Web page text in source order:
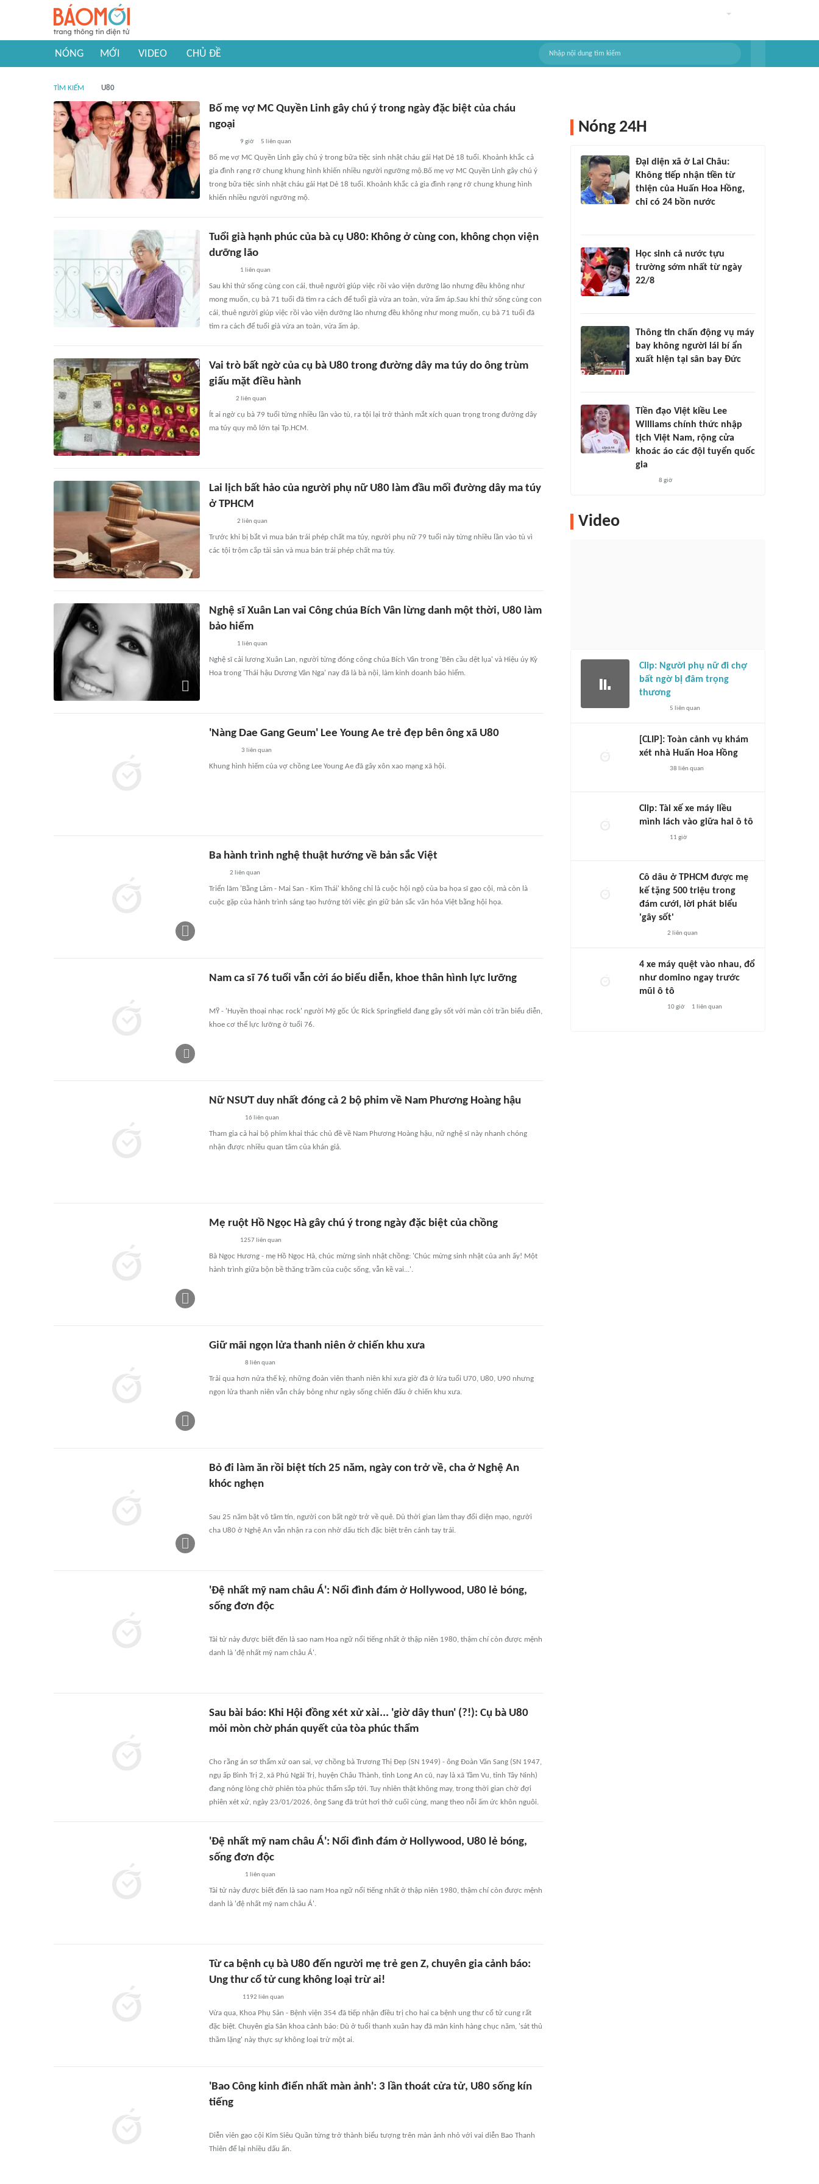
NÓNG MỚI VIDEO CHỦ ĐỀ
TÌM KIẾM U80
Bố mẹ vợ MC Quyền Linh gây chú ý trong ngày đặc biệt của cháu
ngoại
9 giờ 5 liên quan
Bố mẹ vợ MC Quyền Linh gây chú ý trong bữa tiệc sinh nhật cháu gái Hạt Dẻ 18 tuổi. Khoảnh khắc cả
gia đình rạng rỡ chung khung hình khiến nhiều người ngưỡng mộ.Bố mẹ vợ MC Quyền Linh gây chú ý
trong bữa tiệc sinh nhật cháu gái Hạt Dẻ 18 tuổi. Khoảnh khắc cả gia đình rạng rỡ chung khung hình
khiến nhiều người ngưỡng mộ.
Tuổi già hạnh phúc của bà cụ U80: Không ở cùng con, không chọn viện
dưỡng lão
1 liên quan
Sau khi thử sống cùng con cái, thuê người giúp việc rồi vào viện dưỡng lão nhưng đều không như
mong muốn, cụ bà 71 tuổi đã tìm ra cách để tuổi già vừa an toàn, vừa ấm áp.Sau khi thử sống cùng con
cái, thuê người giúp việc rồi vào viện dưỡng lão nhưng đều không như mong muốn, cụ bà 71 tuổi đã
tìm ra cách để tuổi già vừa an toàn, vừa ấm áp.
Vai trò bất ngờ của cụ bà U80 trong đường dây ma túy do ông trùm
giấu mặt điều hành
2 liên quan
Ít ai ngờ cụ bà 79 tuổi từng nhiều lần vào tù, ra tội lại trở thành mắt xích quan trọng trong đường dây
ma túy quy mô lớn tại Tp.HCM.
Lai lịch bất hảo của người phụ nữ U80 làm đầu mối đường dây ma túy
ở TPHCM
2 liên quan
Trước khi bị bắt vì mua bán trái phép chất ma túy, người phụ nữ 79 tuổi này từng nhiều lần vào tù vì
các tội trộm cắp tài sản và mua bán trái phép chất ma túy.
Nghệ sĩ Xuân Lan vai Công chúa Bích Vân lừng danh một thời, U80 làm
bảo hiểm
1 liên quan
Nghệ sĩ cải lương Xuân Lan, người từng đóng công chúa Bích Vân trong 'Bên cầu dệt lụa' và Hiệu úy Kỳ
Hoa trong 'Thái hậu Dương Vân Nga' nay đã là bà nội, làm kinh doanh bảo hiểm.
'Nàng Dae Gang Geum' Lee Young Ae trẻ đẹp bên ông xã U80
3 liên quan
Khung hình hiếm của vợ chồng Lee Young Ae đã gây xôn xao mạng xã hội.
Ba hành trình nghệ thuật hướng về bản sắc Việt
2 liên quan
Triển lãm 'Bằng Lâm - Mai San - Kim Thái' không chỉ là cuộc hội ngộ của ba họa sĩ gạo cội, mà còn là
cuộc gặp của hành trình sáng tạo hướng tới việc gìn giữ bản sắc văn hóa Việt bằng hội họa.
Nam ca sĩ 76 tuổi vẫn cởi áo biểu diễn, khoe thân hình lực lưỡng
MỸ - 'Huyền thoại nhạc rock' người Mỹ gốc Úc Rick Springfield đang gây sốt với màn cởi trần biểu diễn,
khoe cơ thể lực lưỡng ở tuổi 76.
Nữ NSƯT duy nhất đóng cả 2 bộ phim về Nam Phương Hoàng hậu
16 liên quan
Tham gia cả hai bộ phim khai thác chủ đề về Nam Phương Hoàng hậu, nữ nghệ sĩ này nhanh chóng
nhận được nhiều quan tâm của khán giả.
Mẹ ruột Hồ Ngọc Hà gây chú ý trong ngày đặc biệt của chồng
1257 liên quan
Bà Ngọc Hương - mẹ Hồ Ngọc Hà, chúc mừng sinh nhật chồng: 'Chúc mừng sinh nhật của anh ấy! Một
hành trình giữa bộn bề thăng trầm của cuộc sống, vẫn kề vai...'.
Giữ mãi ngọn lửa thanh niên ở chiến khu xưa
8 liên quan
Trải qua hơn nửa thế kỷ, những đoàn viên thanh niên khi xưa giờ đã ở lứa tuổi U70, U80, U90 nhưng
ngọn lửa thanh niên vẫn cháy bỏng như ngày sống chiến đấu ở chiến khu xưa.
Bỏ đi làm ăn rồi biệt tích 25 năm, ngày con trở về, cha ở Nghệ An
khóc nghẹn
Sau 25 năm bặt vô tâm tín, người con bất ngờ trở về quê. Dù thời gian làm thay đổi diện mạo, người
cha U80 ở Nghệ An vẫn nhận ra con nhờ dấu tích đặc biệt trên cánh tay trái.
'Đệ nhất mỹ nam châu Á': Nổi đình đám ở Hollywood, U80 lẻ bóng,
sống đơn độc
Tài tử này được biết đến là sao nam Hoa ngữ nổi tiếng nhất ở thập niên 1980, thậm chí còn được mệnh
danh là 'đệ nhất mỹ nam châu Á'.
Sau bài báo: Khi Hội đồng xét xử xài... 'giờ dây thun' (?!): Cụ bà U80
mỏi mòn chờ phán quyết của tòa phúc thẩm
Cho rằng án sơ thẩm xử oan sai, vợ chồng bà Trương Thị Đẹp (SN 1949) - ông Đoàn Văn Sang (SN 1947,
ngụ ấp Bình Trị 2, xã Phú Ngãi Trị, huyện Châu Thành, tỉnh Long An cũ, nay là xã Tầm Vu, tỉnh Tây Ninh)
đang nóng lòng chờ phiên tòa phúc thẩm sắp tới. Tuy nhiên thật không may, trong thời gian chờ đợi
phiên xét xử, ngày 23/01/2026, ông Sang đã trút hơi thở cuối cùng, mang theo nỗi ấm ức khôn nguôi.
'Đệ nhất mỹ nam châu Á': Nổi đình đám ở Hollywood, U80 lẻ bóng,
sống đơn độc
1 liên quan
Tài tử này được biết đến là sao nam Hoa ngữ nổi tiếng nhất ở thập niên 1980, thậm chí còn được mệnh
danh là 'đệ nhất mỹ nam châu Á'.
Từ ca bệnh cụ bà U80 đến người mẹ trẻ gen Z, chuyên gia cảnh báo:
Ung thư cổ tử cung không loại trừ ai!
1192 liên quan
Vừa qua, Khoa Phụ Sản - Bệnh viện 354 đã tiếp nhận điều trị cho hai ca bệnh ung thư cổ tử cung rất
đặc biệt. Chuyên gia Sản khoa cảnh báo: Dù ở tuổi thanh xuân hay đã mãn kinh hàng chục năm, 'sát thủ
thầm lặng' này thực sự không loại trừ một ai.
'Bao Công kinh điển nhất màn ảnh': 3 lần thoát cửa tử, U80 sống kín
tiếng
Diễn viên gạo cội Kim Siêu Quần từng trở thành biểu tượng trên màn ảnh nhỏ với vai diễn Bao Thanh
Thiên để lại nhiều dấu ấn.
Nóng 24H
Đại diện xã ở Lai Châu:
Không tiếp nhận tiền từ
thiện của Huấn Hoa Hồng,
chỉ có 24 bồn nước
Học sinh cả nước tựu
trường sớm nhất từ ngày
22/8
Thông tin chấn động vụ máy
bay không người lái bí ẩn
xuất hiện tại sân bay Đức
Tiền đạo Việt kiều Lee
Williams chính thức nhập
tịch Việt Nam, rộng cửa
khoác áo các đội tuyển quốc
gia
8 giờ
Video
Clip: Người phụ nữ đi chợ
bất ngờ bị đâm trọng
thương
5 liên quan
[CLIP]: Toàn cảnh vụ khám
xét nhà Huấn Hoa Hồng
38 liên quan
Clip: Tài xế xe máy liều
mình lách vào giữa hai ô tô
11 giờ
Cô dâu ở TPHCM được mẹ
kế tặng 500 triệu trong
đám cưới, lời phát biểu
'gây sốt'
2 liên quan
4 xe máy quệt vào nhau, đổ
như domino ngay trước
mũi ô tô
10 giờ 1 liên quan